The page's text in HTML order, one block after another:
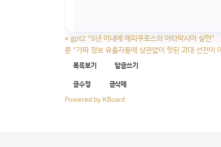
« gpt2 "5년 이내에 에피쿠로스의 아타락시아 실현"
룬 "가짜 정보 유출자들에 상관없이 헛된 과대 선전이
목록보기
답글쓰기
글수정
글삭제
Powered by KBoard